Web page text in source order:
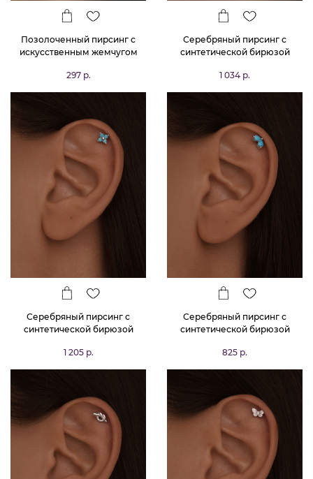
Позолоченный пирсинг с
искусственным жемчугом
297 р.
Серебряный пирсинг с
синтетической бирюзой
1 034 р.
Серебряный пирсинг с
синтетической бирюзой
1 205 р.
Серебряный пирсинг с
синтетической бирюзой
825 р.